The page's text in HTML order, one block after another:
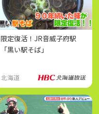
限定復活！JR音威子府駅
「黒い駅そば」
北海道